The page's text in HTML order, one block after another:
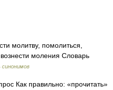
молитву, помолиться,
моления Словарь
синонимов
Как правильно: «прочитать»